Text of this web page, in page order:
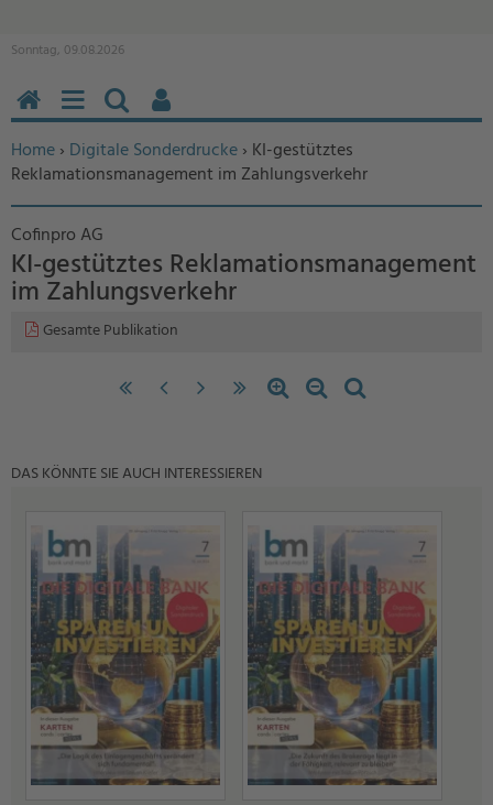
Sonntag, 09.08.2026
Sie befinden sich hier:
Home› Digitale Sonderdrucke› KI-gestütztes
Reklamationsmanagement im Zahlungsverkehr
Cofinpro AG
KI-gestütztes Reklamationsmanagement
im Zahlungsverkehr
Gesamte Publikation
SeiteSeite› »
DAS KÖNNTE SIE AUCH INTERESSIEREN
HOMEMENÜSUCHEN
BENUTZERFUNKTIONEN